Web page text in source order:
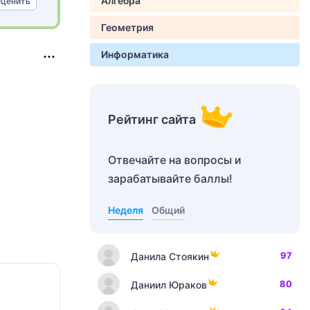
Геометрия
Информатика
Рейтинг сайта
Отвечайте на вопросы и
зарабатывайте баллы!
Неделя Общий
Данила Стоякин 97
Даниил Юраков 80